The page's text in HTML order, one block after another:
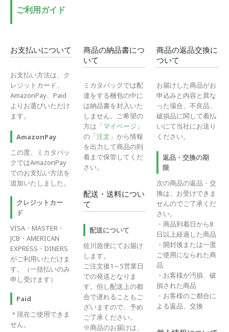
ご利用ガイド
お支払いについて
お支払い方法は、ク
レジットカード、
AmazonPay、Paid
よりお選びいただけ
ます。
AmazonPay
この度、ミカタパッ
クではAmazonPay
でのお支払い方法を
追加いたしました。
クレジットカー
ド
VISA・MASTER・
JCB・AMERICAN
EXPRESS・DINERS
がご利用いただけま
す。（一括払いのみ
申し受けます）
Paid
＊現在ご使用できま
せん。
商品の納品書につ
いて
ミカタパックでは配
達をする梱包の中に
は納品書を封入いた
しません。ご希望の
方は「マイページ 」
の「注文 」から情報
を出力して商品の到
着まで保管してくだ
さい。
配送・送料につい
て
配送について
佐川急便にてお届け
します。
ご注文後1～5営業日
での発送となりま
す。但し配送上の都
合で遅れることもご
ざいますので、予め
ご了承ください。
※商品のお届けは、
商品の返品交換に
ついて
お届けした商品がお
申込みと内容と異な
った場合、不良品、
破損品に関して着払
いにて当社にお送り
ください。
返品・交換の期
限
次の商品の返品・交
換は、お受けできま
せんのでご了承くだ
さい。
・商品到着日から8
日以上経過した商品
・開封後または一度
ご使用になられた商
品
・お客様が汚損、破
損された商品
・お客様のご都合に
よる返品、交換